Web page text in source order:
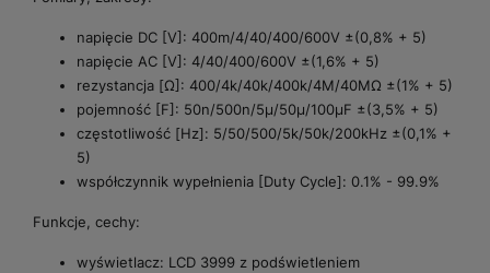
napięcie DC [V]: 400m/4/40/400/600V ±(0,8% + 5)
napięcie AC [V]: 4/40/400/600V ±(1,6% + 5)
rezystancja [Ω]: 400/4k/40k/400k/4M/40MΩ ±(1% + 5)
pojemność [F]: 50n/500n/5µ/50µ/100µF ±(3,5% + 5)
częstotliwość [Hz]: 5/50/500/5k/50k/200kHz ±(0,1% +
5)
współczynnik wypełnienia [Duty Cycle]: 0.1% - 99.9%
Funkcje, cechy:
wyświetlacz: LCD 3999 z podświetleniem